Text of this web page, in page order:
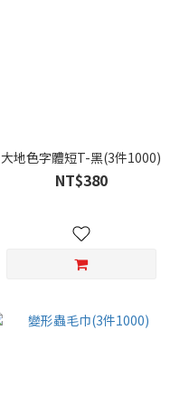
大地色字體短T-黑(3件1000)
NT$380